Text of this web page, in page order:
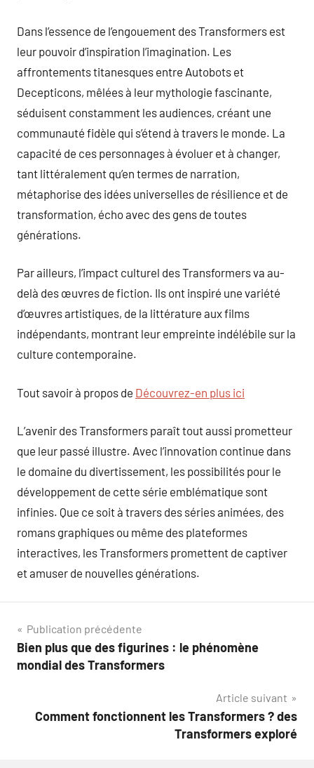
Dans l’essence de l’engouement des Transformers est
leur pouvoir d’inspiration l’imagination. Les
affrontements titanesques entre Autobots et
Decepticons, mêlées à leur mythologie fascinante,
séduisent constamment les audiences, créant une
communauté fidèle qui s’étend à travers le monde. La
capacité de ces personnages à évoluer et à changer,
tant littéralement qu’en termes de narration,
métaphorise des idées universelles de résilience et de
transformation, écho avec des gens de toutes
générations.
Par ailleurs, l’impact culturel des Transformers va au-
delà des œuvres de fiction. Ils ont inspiré une variété
d’œuvres artistiques, de la littérature aux films
indépendants, montrant leur empreinte indélébile sur la
culture contemporaine.
Tout savoir à propos de Découvrez-en plus ici
L’avenir des Transformers paraît tout aussi prometteur
que leur passé illustre. Avec l’innovation continue dans
le domaine du divertissement, les possibilités pour le
développement de cette série emblématique sont
infinies. Que ce soit à travers des séries animées, des
romans graphiques ou même des plateformes
interactives, les Transformers promettent de captiver
et amuser de nouvelles générations.
Navigation
de
Publication précédente
Bien plus que des figurines : le phénomène
mondial des Transformers
Article suivant
Comment fonctionnent les Transformers ? des
Transformers exploré